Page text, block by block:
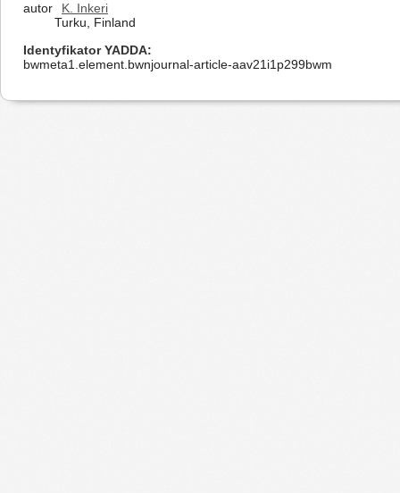
autor
K. Inkeri
Turku, Finland
Identyfikator YADDA
bwmeta1.element.bwnjournal-article-aav21i1p299bwm